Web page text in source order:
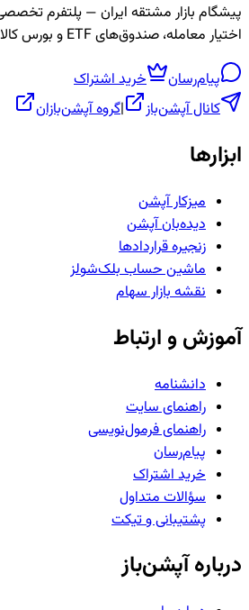
پیشگام بازار مشتقه ایران — پلتفرم
اختیار معامله، صندوق‌های ETF و بورس کالا.
پیام‌رسان
خرید اشتراک
کانال آپشن‌باز
|گروه آپشن‌بازان
ابزارها
میزکار آپشن
دیده‌بان آپشن
زنجیره قراردادها
ماشین حساب بلک‌شولز
نقشه بازار سهام
آموزش و ارتباط
دانشنامه
راهنمای سایت
راهنمای فرمول‌نویسی
پیام‌رسان
خرید اشتراک
سؤالات متداول
پشتیبانی و تیکت
درباره آپشن‌باز